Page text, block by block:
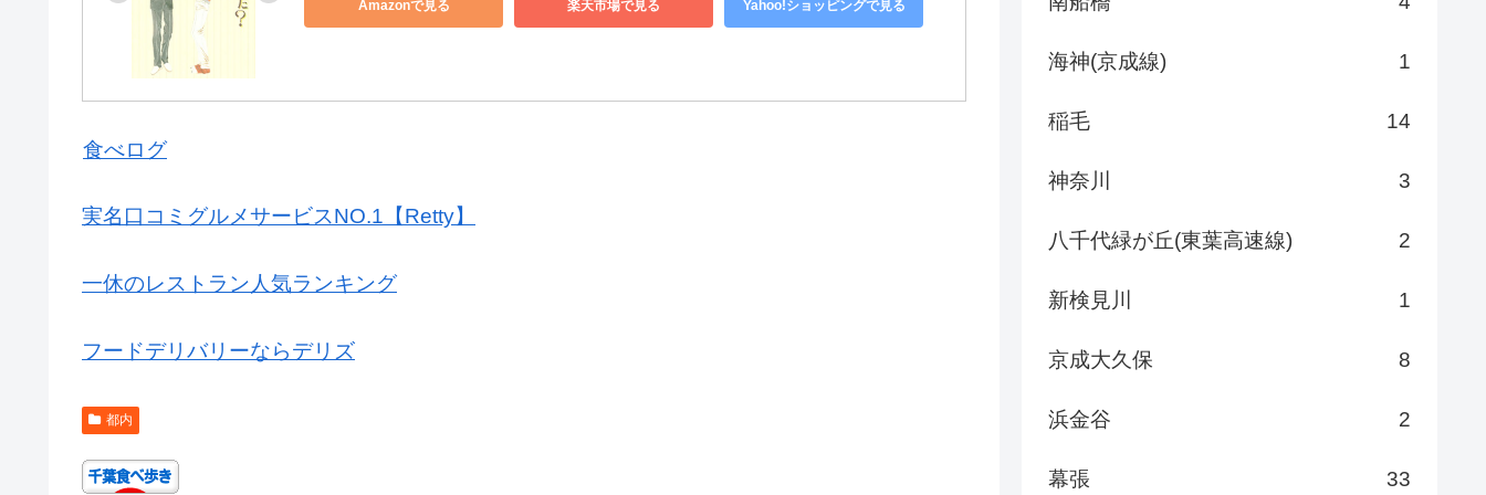
Amazonで見る 楽天市場で見る Yahoo!ショッピングで見る
食べログ
実名口コミグルメサービスNO.1【Retty】
一休のレストラン人気ランキング
フードデリバリーならデリズ
都内
海神(京成線) 1
稲毛 14
神奈川 3
八千代緑が丘(東葉高速線) 2
新検見川 1
京成大久保 8
浜金谷 2
幕張 33